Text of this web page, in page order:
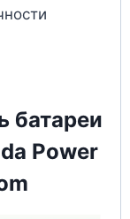
батареи
Power